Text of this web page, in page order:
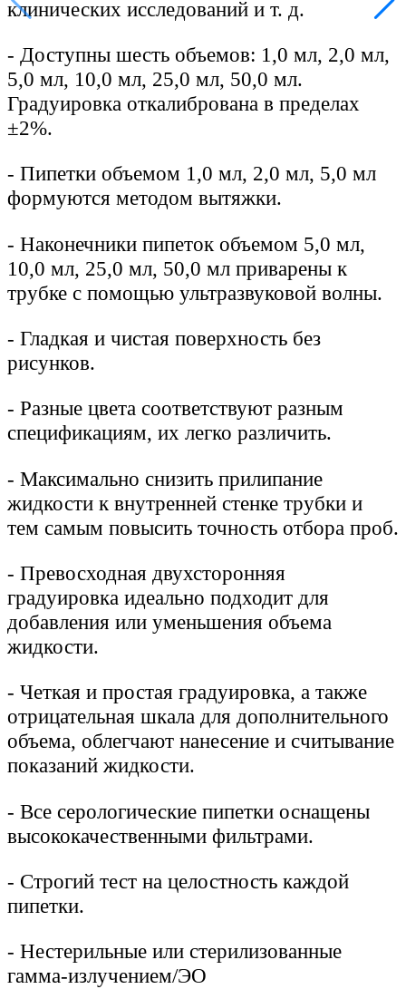
клинических исследований и т. д.
- Доступны шесть объемов: 1,0 мл, 2,0 мл,
5,0 мл, 10,0 мл, 25,0 мл, 50,0 мл.
Градуировка откалибрована в пределах
±2%.
- Пипетки объемом 1,0 мл, 2,0 мл, 5,0 мл
формуются методом вытяжки.
- Наконечники пипеток объемом 5,0 мл,
10,0 мл, 25,0 мл, 50,0 мл приварены к
трубке с помощью ультразвуковой волны.
- Гладкая и чистая поверхность без
рисунков.
- Разные цвета соответствуют разным
спецификациям, их легко различить.
- Максимально снизить прилипание
жидкости к внутренней стенке трубки и
тем самым повысить точность отбора проб.
- Превосходная двухсторонняя
градуировка идеально подходит для
добавления или уменьшения объема
жидкости.
- Четкая и простая градуировка, а также
отрицательная шкала для дополнительного
объема, облегчают нанесение и считывание
показаний жидкости.
- Все серологические пипетки оснащены
высококачественными фильтрами.
- Строгий тест на целостность каждой
пипетки.
- Нестерильные или стерилизованные
гамма-излучением/ЭО